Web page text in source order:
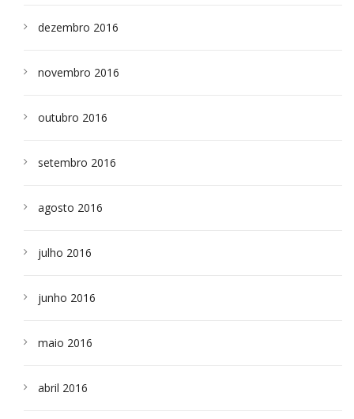
dezembro 2016
novembro 2016
outubro 2016
setembro 2016
agosto 2016
julho 2016
junho 2016
maio 2016
abril 2016